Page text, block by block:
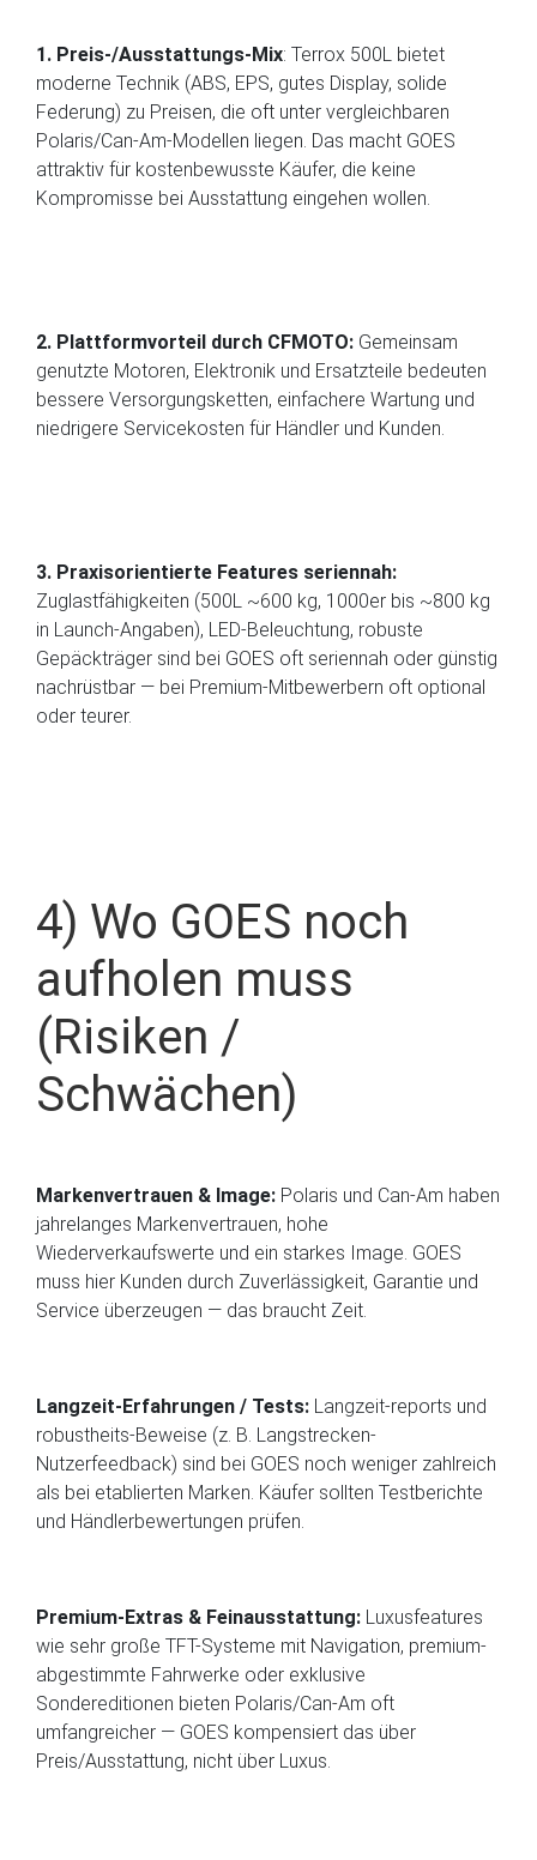
1. Preis-/Ausstattungs-Mix: Terrox 500L bietet
moderne Technik (ABS, EPS, gutes Display, solide
Federung) zu Preisen, die oft unter vergleichbaren
Polaris/Can-Am-Modellen liegen. Das macht GOES
attraktiv für kostenbewusste Käufer, die keine
Kompromisse bei Ausstattung eingehen wollen.
2. Plattformvorteil durch CFMOTO: Gemeinsam
genutzte Motoren, Elektronik und Ersatzteile bedeuten
bessere Versorgungsketten, einfachere Wartung und
niedrigere Servicekosten für Händler und Kunden.
3. Praxisorientierte Features seriennah:
Zuglastfähigkeiten (500L ~600 kg, 1000er bis ~800 kg
in Launch-Angaben), LED-Beleuchtung, robuste
Gepäckträger sind bei GOES oft seriennah oder günstig
nachrüstbar — bei Premium-Mitbewerbern oft optional
oder teurer.
4) Wo GOES noch
aufholen muss
(Risiken /
Schwächen)
Markenvertrauen & Image: Polaris und Can-Am haben
jahrelanges Markenvertrauen, hohe
Wiederverkaufswerte und ein starkes Image. GOES
muss hier Kunden durch Zuverlässigkeit, Garantie und
Service überzeugen — das braucht Zeit.
Langzeit-Erfahrungen / Tests: Langzeit-reports und
robustheits-Beweise (z. B. Langstrecken-
Nutzerfeedback) sind bei GOES noch weniger zahlreich
als bei etablierten Marken. Käufer sollten Testberichte
und Händlerbewertungen prüfen.
Premium-Extras & Feinausstattung: Luxusfeatures
wie sehr große TFT-Systeme mit Navigation, premium-
abgestimmte Fahrwerke oder exklusive
Sondereditionen bieten Polaris/Can-Am oft
umfangreicher — GOES kompensiert das über
Preis/Ausstattung, nicht über Luxus.